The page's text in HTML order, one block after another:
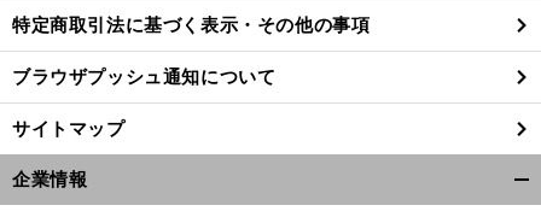
特定商取引法に基づく表示・その他の事項
ブラウザプッシュ通知について
サイトマップ
企業情報